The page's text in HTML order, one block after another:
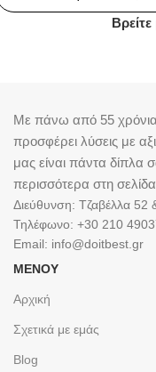
Με πάνω από 55 χρόνια
προσφέρει λύσεις με
μας είναι πάντα δίπλα
περισσότερα στη
Διεύθυνση: Τζαβέλλα 52
Τηλέφωνο: +30 210
Email: info@doitbest.gr
ΜΕΝΟΥ
Αρχική
Σχετικά με εμάς
Blog